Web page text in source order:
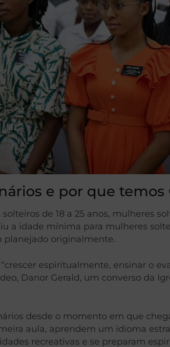
e por que temos
de 18 a 25 anos, mulheres
a idade mínima para mulheres
planejado originalmente.
espiritualmente, ensinar o
Danor Gerald, um converso da
desde o momento em que
aula, aprendem um idioma
recreativas e se preparam